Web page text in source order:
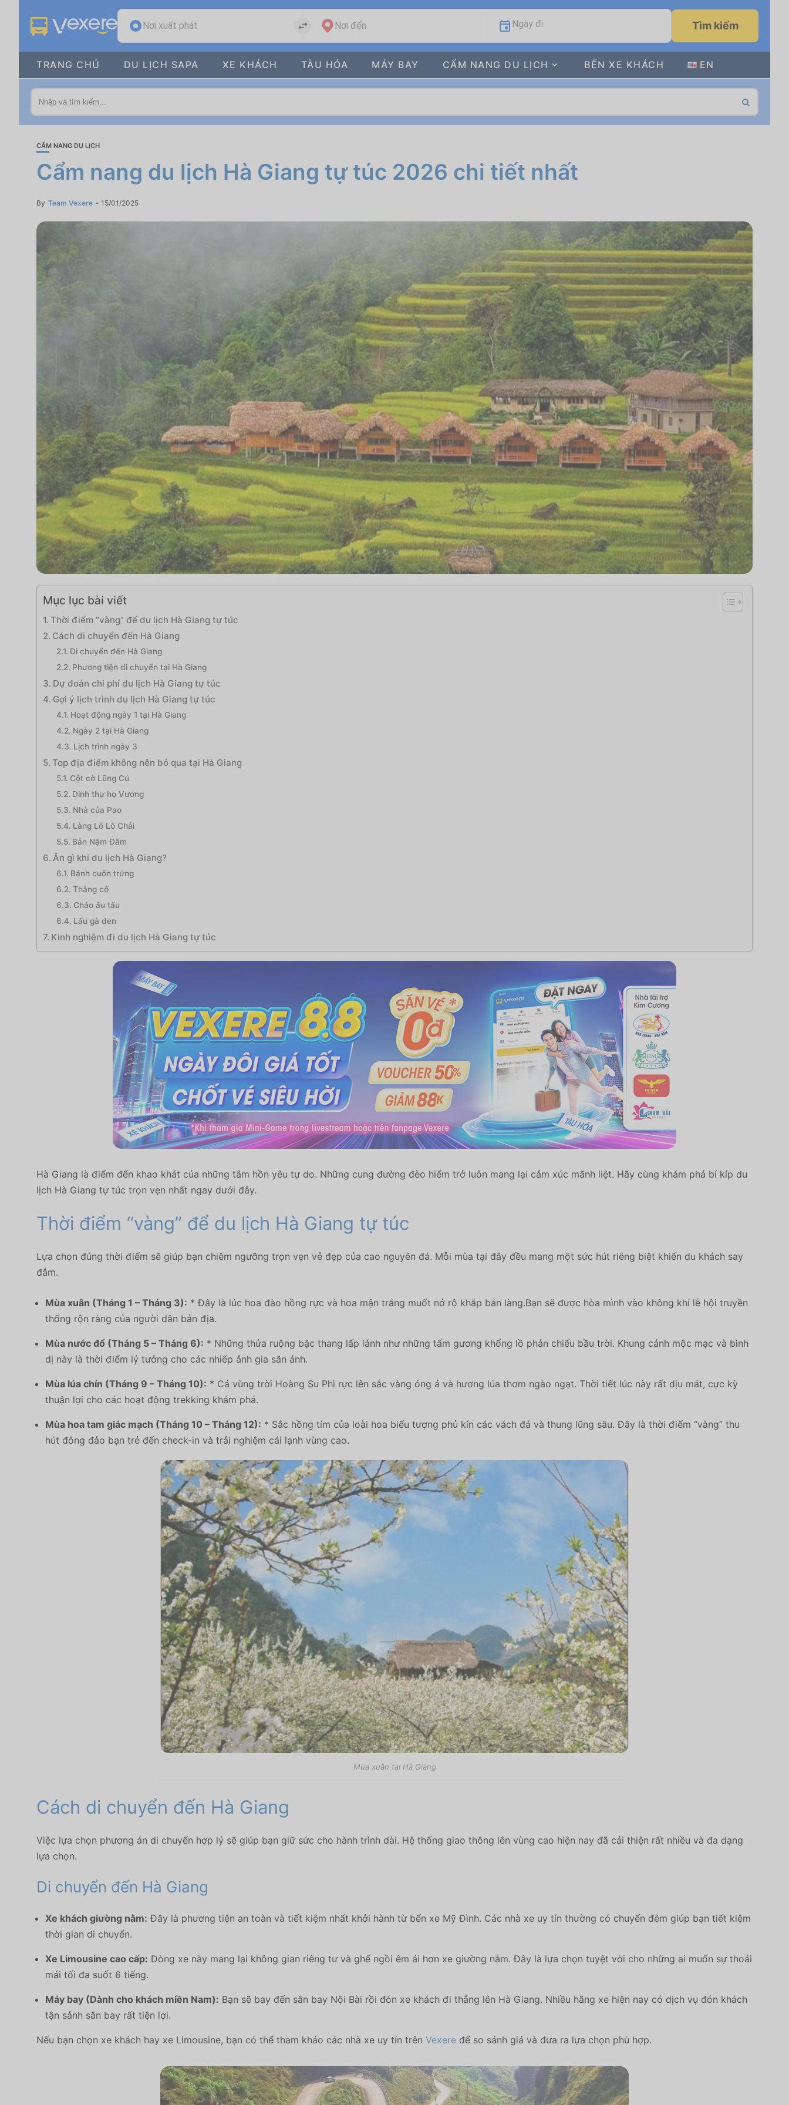
Nơi xuất phát Nơi đến Ngày đi Tìm kiếm
TRANG CHỦ DU LỊCH SAPA XE KHÁCH TÀU HỎA MÁY BAY CẨM NANG DU LỊCH BẾN XE KHÁCH EN
CẨM NANG DU LỊCH
Cẩm nang du lịch Hà Giang tự túc 2026 chi tiết nhất
By Team Vexere 15/01/2025
Mục lục bài viết
Thời điểm “vàng” để du lịch Hà Giang tự túc
Cách di chuyển đến Hà Giang
Di chuyển đến Hà Giang
Phương tiện di chuyển tại Hà Giang
Dự đoán chi phí du lịch Hà Giang tự túc
Gợi ý lịch trình du lịch Hà Giang tự túc
Hoạt động ngày 1 tại Hà Giang
Ngày 2 tại Hà Giang
Lịch trình ngày 3
Top địa điểm không nên bỏ qua tại Hà Giang
Cột cờ Lũng Cú
Dinh thự họ Vương
Nhà của Pao
Làng Lô Lô Chải
Bản Nặm Đăm
Ăn gì khi du lịch Hà Giang?
Bánh cuốn trứng
Thắng cố
Cháo ấu tẩu
Lẩu gà đen
Kinh nghiệm đi du lịch Hà Giang tự túc
Hà Giang là điểm đến khao khát của những tâm hồn yêu tự do. Những cung đường đèo hiểm trở luôn mang lại cảm xúc mãnh liệt. Hãy cùng khám phá bí kíp du
lịch Hà Giang tự túc trọn vẹn nhất ngay dưới đây.
Thời điểm “vàng” để du lịch Hà Giang tự túc
Lựa chọn đúng thời điểm sẽ giúp bạn chiêm ngưỡng trọn vẹn vẻ đẹp của cao nguyên đá. Mỗi mùa tại đây đều mang một sức hút riêng biệt khiến du khách say
đắm.
Mùa xuân (Tháng 1 – Tháng 3): * Đây là lúc hoa đào hồng rực và hoa mận trắng muốt nở rộ khắp bản làng.Bạn sẽ được hòa mình vào không khí lễ hội truyền
thống rộn ràng của người dân bản địa.
Mùa nước đổ (Tháng 5 – Tháng 6): * Những thửa ruộng bậc thang lấp lánh như những tấm gương khổng lồ phản chiếu bầu trời. Khung cảnh mộc mạc và bình
dị này là thời điểm lý tưởng cho các nhiếp ảnh gia săn ảnh.
Mùa lúa chín (Tháng 9 – Tháng 10): * Cả vùng trời Hoàng Su Phì rực lên sắc vàng óng ả và hương lúa thơm ngào ngạt. Thời tiết lúc này rất dịu mát, cực kỳ
thuận lợi cho các hoạt động trekking khám phá.
Mùa hoa tam giác mạch (Tháng 10 – Tháng 12): * Sắc hồng tím của loài hoa biểu tượng phủ kín các vách đá và thung lũng sâu. Đây là thời điểm “vàng” thu
hút đông đảo bạn trẻ đến check-in và trải nghiệm cái lạnh vùng cao.
Mùa xuân tại Hà Giang
Cách di chuyển đến Hà Giang
Việc lựa chọn phương án di chuyển hợp lý sẽ giúp bạn giữ sức cho hành trình dài. Hệ thống giao thông lên vùng cao hiện nay đã cải thiện rất nhiều và đa dạng
lựa chọn.
Di chuyển đến Hà Giang
Xe khách giường nằm: Đây là phương tiện an toàn và tiết kiệm nhất khởi hành từ bến xe Mỹ Đình. Các nhà xe uy tín thường có chuyến đêm giúp bạn tiết kiệm
thời gian di chuyển.
Xe Limousine cao cấp: Dòng xe này mang lại không gian riêng tư và ghế ngồi êm ái hơn xe giường nằm. Đây là lựa chọn tuyệt vời cho những ai muốn sự thoải
mái tối đa suốt 6 tiếng.
Máy bay (Dành cho khách miền Nam): Bạn sẽ bay đến sân bay Nội Bài rồi đón xe khách đi thẳng lên Hà Giang. Nhiều hãng xe hiện nay có dịch vụ đón khách
tận sảnh sân bay rất tiện lợi.
Nếu bạn chọn xe khách hay xe Limousine, bạn có thể tham khảo các nhà xe uy tín trên Vexere để so sánh giá và đưa ra lựa chọn phù hợp.